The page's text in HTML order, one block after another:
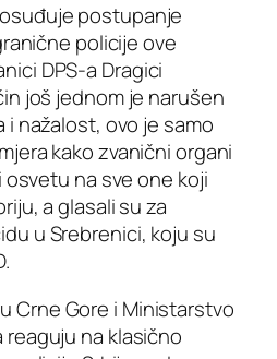
postupanje
policije ove
DPS-a Dragici
još jednom je narušen
nažalost, ovo je samo
kako zvanični organi
na sve one koji
a glasali su za
u Srebrenici, koju su
Crne Gore i Ministarstvo
reaguju na klasično